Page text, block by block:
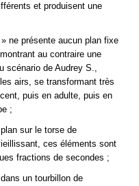
et produisent une
ne présente aucun plan fixe
au contraire une
scénario de Audrey S.,
airs, se transformant très
puis en adulte, puis en
;
sur le torse de
ces éléments sont
fractions de secondes ;
un tourbillon de